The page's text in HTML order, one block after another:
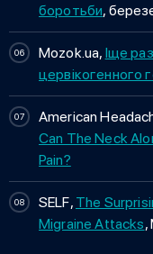
боротьби,
Mozok.ua, Іще
цервікогенного
American
Can The Neck
Pain?
SELF, The
Migraine Attacks,